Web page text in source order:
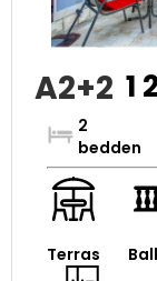
A2+2 1
2
bedden
Terras